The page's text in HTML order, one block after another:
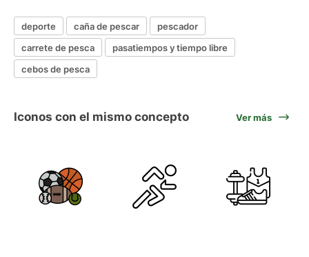
deporte caña de pescar
pescador
carrete de pesca
pasatiempos y tiempo libre
cebos de pesca
Iconos con el mismo concepto Ver más